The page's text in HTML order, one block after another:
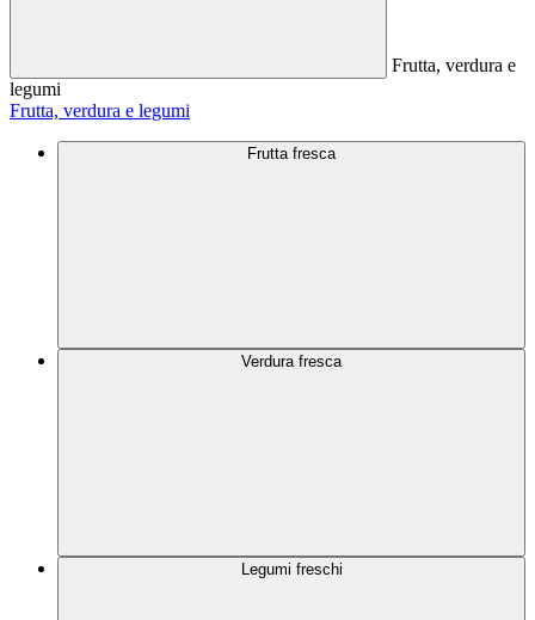
Frutta, verdura e
legumi
Frutta, verdura e legumi
Frutta fresca
Verdura fresca
Legumi freschi